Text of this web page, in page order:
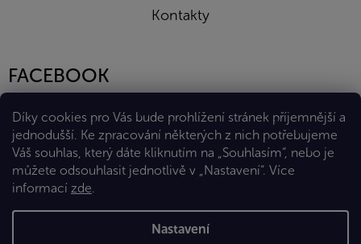
Díky cookies pro Vás bude prohlížení stránek příjemnější a
jednodušší. Ke zpracování některých z nich potřebujeme
Váš souhlas, který dáte kliknutím na „Souhlasím“, nebo je
můžete odsouhlasit jednotlivě v „Nastavení“. Více
informací zde.
Nastavení
Kontakty
FACEBOOK
Vytvořil Shoptet Premium